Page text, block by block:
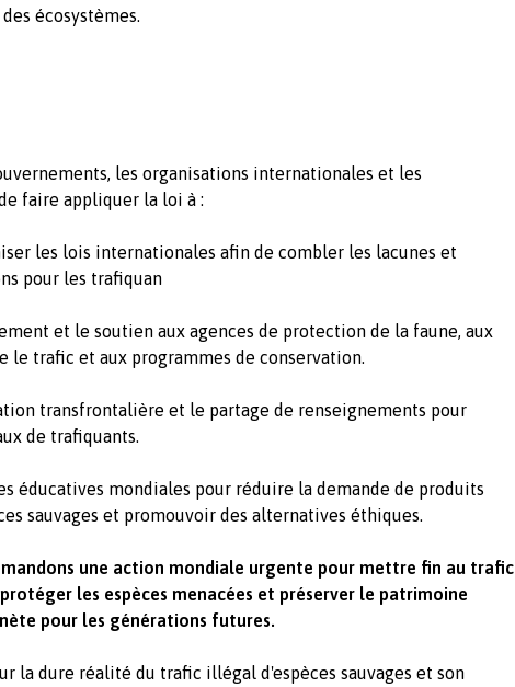
écosystèmes.
les organisations internationales et les
faire appliquer la loi à :
les lois internationales afin de combler les lacunes et
pour les trafiquan
et le soutien aux agences de protection de la faune, aux
le trafic et aux programmes de conservation.
transfrontalière et le partage de renseignements pour
de trafiquants.
éducatives mondiales pour réduire la demande de produits
sauvages et promouvoir des alternatives éthiques.
une action mondiale urgente pour mettre fin au trafic
protéger les espèces menacées et préserver le patrimoine
pour les générations futures.
la dure réalité du trafic illégal d'espèces sauvages et son